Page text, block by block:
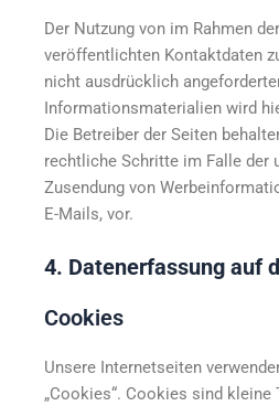
Der Nutzung von im Rahmen
veröffentlichten Kontaktdaten
nicht ausdrücklich
Informationsmaterialien wird
Die Betreiber der Seiten
rechtliche Schritte im Falle der
Zusendung von
E-Mails, vor.
4. Datenerfassung auf
Cookies
Unsere Internetseiten
„Cookies“. Cookies sind kleine